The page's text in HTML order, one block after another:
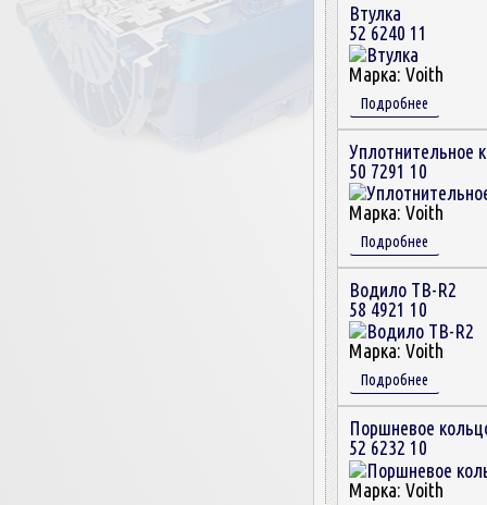
Втулка
52 6240 11
Марка: Voith
Подробнее
Уплотнительное
50 7291 10
Марка: Voith
Подробнее
Водило TB-R2
58 4921 10
Марка: Voith
Подробнее
Поршневое
52 6232 10
Марка: Voith